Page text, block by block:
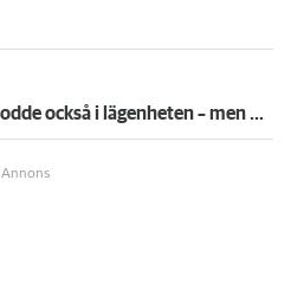
Äkta maken bodde också i lägenheten – men behöver inte betala hyra enligt lag